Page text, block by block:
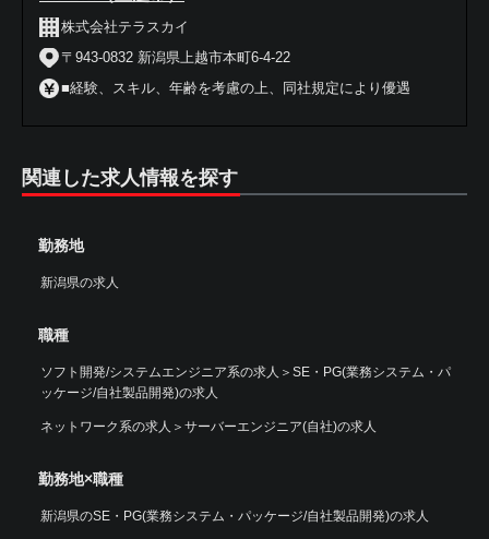
株式会社テラスカイ
〒943-0832 新潟県上越市本町6-4-22
■経験、スキル、年齢を考慮の上、同社規定により優遇
関連した求人情報を探す
勤務地
新潟県の求人
職種
ソフト開発/システムエンジニア系の求人 ＞ SE・PG(業務システム・パ
ッケージ/自社製品開発)の求人
ネットワーク系の求人 ＞ サーバーエンジニア(自社)の求人
勤務地×職種
新潟県のSE・PG(業務システム・パッケージ/自社製品開発)の求人